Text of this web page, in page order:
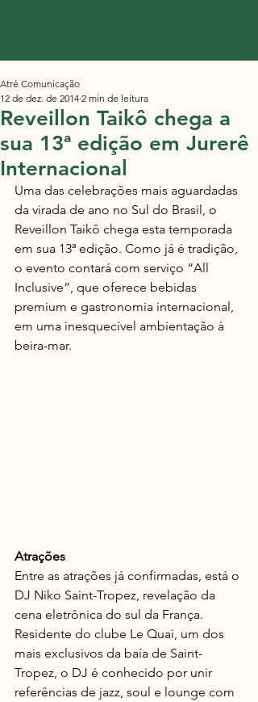
Reveillon Taikô chega a
sua 13ª edição em Jurerê
Internacional
Atré Comunicação
12 de dez. de 2014 2 min de leitura
Uma das celebrações mais aguardadas
da virada de ano no Sul do Brasil, o
Reveillon Taikô chega esta temporada
em sua 13ª edição. Como já é tradição,
o evento contará com serviço “All
Inclusive”, que oferece bebidas
premium e gastronomia internacional,
em uma inesquecível ambientação à
beira-mar.
Atrações
Entre as atrações já confirmadas, está o
DJ Niko Saint-Tropez, revelação da
cena eletrônica do sul da França.
Residente do clube Le Quai, um dos
mais exclusivos da baía de Saint-
Tropez, o DJ é conhecido por unir
referências de jazz, soul e lounge com